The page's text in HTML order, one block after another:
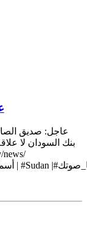
بنك السودان لا